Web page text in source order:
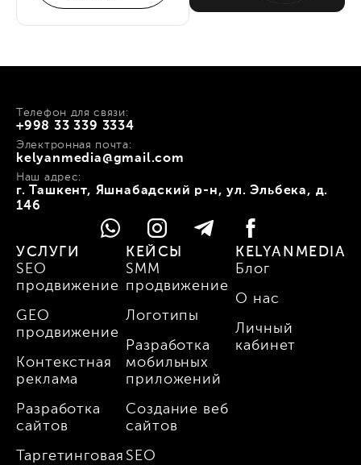
+998 33 339 3334
Телефон для связи:
kelyanmedia@gmail.com
Электронная почта:
г. Ташкент, Яшнабадский р-н, ул. Эльбека, д.
146
Наш адрес:
УСЛУГИ
SEO
продвижение
GEO
продвижение
Контекстная
реклама
Разработка
сайтов
Таргетинговая
КЕЙСЫ
SMM
продвижение
Логотипы
Разработка
мобильных
приложений
Создание веб
сайтов
SEO
KELYANMEDIA
Блог
О нас
Личный
кабинет